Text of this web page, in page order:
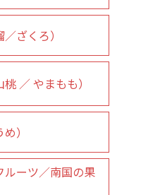
ざくろ）
／ やまもも）
）
ルーツ／南国の果